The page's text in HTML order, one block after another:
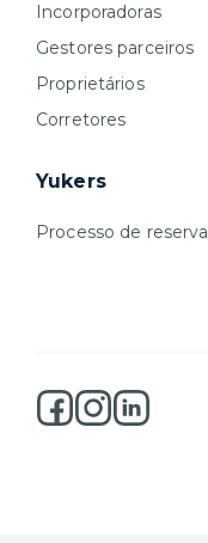
Incorporadoras
Gestores parceiros
Proprietários
Corretores
Yukers
Processo de reserva